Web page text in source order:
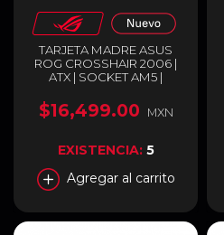
TARJETA MADRE ASUS
ROG CROSSHAIR 2006 |
ATX | SOCKET AM5 |
DDR5 (HASTA 256GB) | 1 X
HDMI / 2 X USB-C | WI-FI 7 |
ESPECIAL RETRO | NEGRO
/ COBRE | ROG
CROSSHAIR 2006
$16,499.00 MXN
EXISTENCIA: 5
Agregar al carrito